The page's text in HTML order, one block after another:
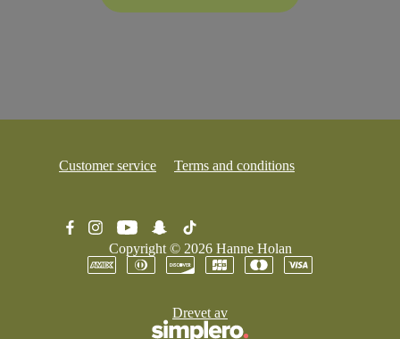
Customer service Terms and conditions
Copyright © 2026 Hanne Holan
Drevet av